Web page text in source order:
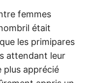
femmes
était
les primipares
attendant leur
apprécié